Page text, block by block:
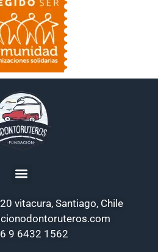
vitacura, Santiago, Chile
9 6432 1562